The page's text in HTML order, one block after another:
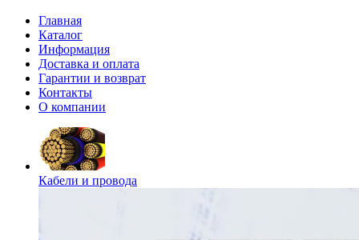
Главная
Каталог
Информация
Доставка и оплата
Гарантии и возврат
Контакты
О компании
Кабели и провода